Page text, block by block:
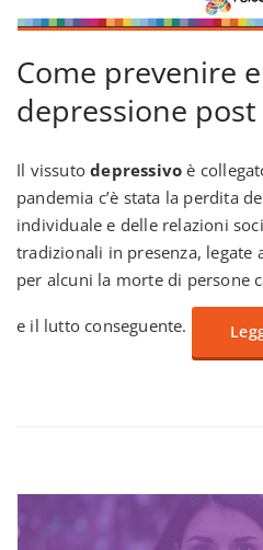
Come prevenire
depressione post
Il vissutodepressivo è
pandemia c’è stata la perdita
individuale e delle relazioni
tradizionali in presenza, legate
per alcuni la morte di persone
e il lutto conseguente.